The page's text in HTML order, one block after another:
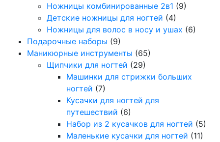
Ножницы комбинированные 2в1 (9)
Детские ножницы для ногтей (4)
Ножницы для волос в носу и ушах (6)
Подарочные наборы (9)
Маникюрные инструменты (65)
Щипчики для ногтей (29)
Машинки для стрижки больших
ногтей (7)
Кусачки для ногтей для
путешествий (6)
Набор из 2 кусачков для ногтей (5)
Маленькие кусачки для ногтей (11)